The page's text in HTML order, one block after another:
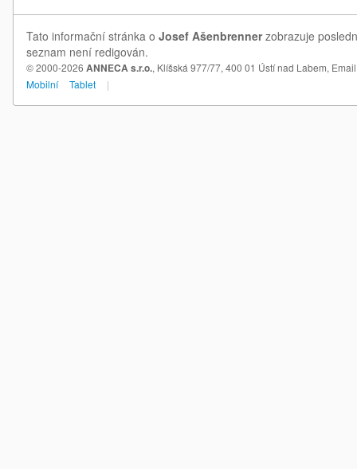
Tato informační stránka o Josef Ašenbrennerzobrazuje
seznam není redigován.
© 2000-2026 ANNECA s.r.o., Klíšská 977/77, 400 01 Ústí nad Labem,
Mobilní
Tablet |